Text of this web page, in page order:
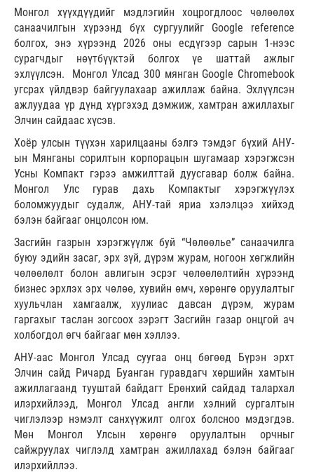
Монгол хүүхдүүдийг мэдлэгийн хоцрогдлоос чөлөөлөх
санаачилгын хүрээнд бүх сургуулийг Google reference
болгох, энэ хүрээнд 2026 оны есдүгээр сарын 1-нээс
сурагчдыг нөүтбүүктэй болгох үе шаттай ажлыг
эхлүүлсэн. Монгол Улсад 300 мянган Google Chromebook
угсрах үйлдвэр байгуулахаар ажиллаж байна. Эхлүүлсэн
ажлуудаа үр дүнд хүргэхэд дэмжиж, хамтран ажиллахыг
Элчин сайдаас хүсэв.
Хоёр улсын түүхэн харилцааны бэлгэ тэмдэг бүхий АНУ-
ын Мянганы сорилтын корпорацын шугамаар хэрэгжсэн
Усны Компакт гэрээ амжилттай дуусгавар болж байна.
Монгол Улс гурав дахь Компактыг хэрэгжүүлэх
боломжуудыг судалж, АНУ-тай яриа хэлэлцээ хийхэд
бэлэн байгааг онцолсон юм.
Засгийн газрын хэрэгжүүлж буй “Чөлөөлье” санаачилга
буюу эдийн засаг, эрх зүй, дүрэм журам, ногоон хөгжлийн
чөлөөлөлт болон авлигын эсрэг чөлөөлөлтийн хүрээнд
бизнес эрхлэх эрх чөлөө, хувийн өмч, хөрөнгө оруулалтыг
хуульчлан хамгаалж, хуулиас давсан дүрэм, журам
гаргахыг таслан зогсоох зэрэгт Засгийн газар онцгой ач
холбогдол өгч байгааг мөн хэллээ.
АНУ-аас Монгол Улсад суугаа онц бөгөөд Бүрэн эрхт
Элчин сайд Ричард Буанган гуравдагч хөршийн хамтын
ажиллагаанд тууштай байдагт Ерөнхий сайдад талархал
илэрхийлээд, Монгол Улсад англи хэлний сургалтын
чиглэлээр нэмэлт санхүүжилт олгох болсноо мэдэгдэв.
Мөн Монгол Улсын хөрөнгө оруулалтын орчныг
сайжруулах чиглэлд хамтран ажиллахад бэлэн байгааг
илэрхийллээ.